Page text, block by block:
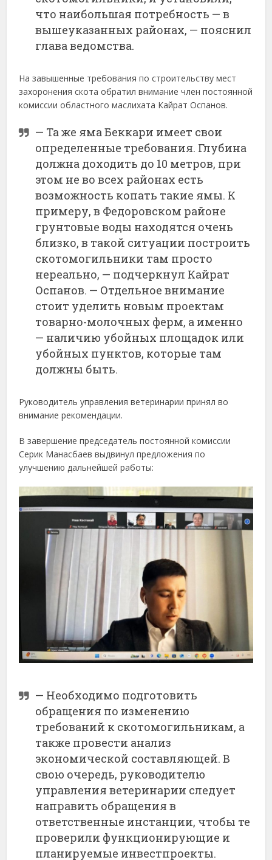
что наибольшая потребность —в
вышеуказанных районах, — пояснил
глававедомства.
Назавышенные требованияпостроительствумест
захороненияскотаобратилвниманиечленпостоянной
комиссииобластногомаслихата КайратОспанов.
— Таже ямаБеккари имеет свои
определенные требования. Глубина
должна доходить до 10 метров, при
этом невовсех районах есть
возможность копать такие ямы. К
примеру,в Федоровском районе
грунтовыеводы находятся очень
близко,в такой ситуации построить
скотомогильники там просто
нереально, — подчеркнул Кайрат
Оспанов. — Отдельноевнимание
стоит уделить новым проектам
товарно-молочных ферм, а именно
— наличию убойных площадок или
убойных пунктов, которые там
должны быть.
Руководительуправленияветеринариипринялво
вниманиерекомендации.
Взавершениепредседательпостояннойкомиссии
Серик Манасбаеввыдвинулпредложенияпо
улучшениюдальнейшейработы:
— Необходимо подготовить
обращения по изменению
требований к скотомогильникам, а
также провести анализ
экономической составляющей.В
свою очередь, руководителю
управленияветеринарии следует
направить обращенияв
ответственные инстанции, чтобы те
проверили функционирующие и
планируемые инвестпроекты.